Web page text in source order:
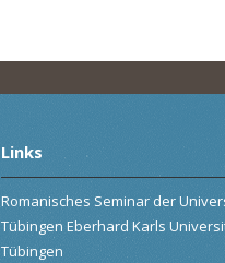
Links
Romanisches Seminar der
Tübingen Eberhard Karls
Tübingen